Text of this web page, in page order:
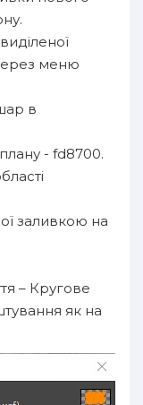
меню
в
- fd8700.
заливкою на
– Кругове
як на